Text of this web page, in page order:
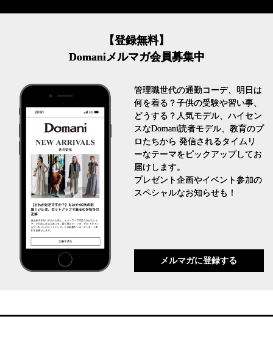
【登録無料】
Domaniメルマガ会員募集中
管理職世代の通勤コーデ、明日は
何を着る？子供の受験や習い事、
どうする？人気モデル、ハイセン
スなDomani読者モデル、教育のプ
ロたちから 発信されるタイムリ
ーなテーマをピックアップしてお
届けします。
プレゼント企画やイベント参加の
スペシャルなお知らせも！
メルマガに登録する